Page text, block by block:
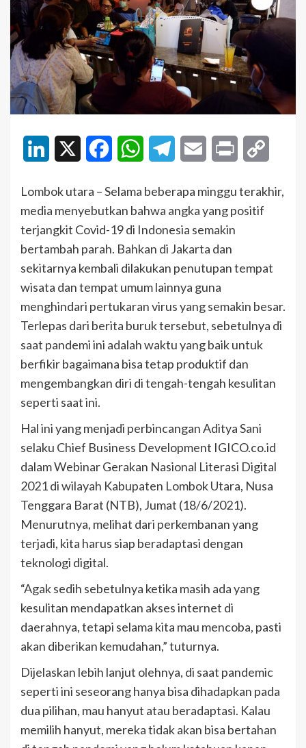
LinkedIn FacebookWhatsAppTelegramEmail Print
Lombok utara – Selama beberapa minggu terakhir,
media menyebutkan bahwa angka yang positif
terjangkit Covid-19 di Indonesia semakin
bertambah parah. Bahkan di Jakarta dan
sekitarnya kembali dilakukan penutupan tempat
wisata dan tempat umum lainnya guna
menghindari pertukaran virus yang semakin besar.
Terlepas dari berita buruk tersebut, sebetulnya di
saat pandemi ini adalah waktu yang baik untuk
berfikir bagaimana bisa tetap produktif dan
mengembangkan diri di tengah-tengah kesulitan
seperti saat ini.
Hal ini yang menjadi perbincangan Aditya Sani
selaku Chief Business Development IGICO.co.id
dalam Webinar Gerakan Nasional Literasi Digital
2021 di wilayah Kabupaten Lombok Utara, Nusa
Tenggara Barat (NTB), Jumat (18/6/2021).
Menurutnya, melihat dari perkembanan yang
terjadi, kita harus siap beradaptasi dengan
teknologi digital.
“Agak sedih sebetulnya ketika masih ada yang
kesulitan mendapatkan akses internet di
daerahnya, tetapi selama kita mau mencoba, pasti
akan diberikan kemudahan,” tuturnya.
Dijelaskan lebih lanjut olehnya, di saat pandemic
seperti ini seseorang hanya bisa dihadapkan pada
dua pilihan, mau hanyut atau beradaptasi. Kalau
memilih hanyut, mereka tidak akan bisa bertahan